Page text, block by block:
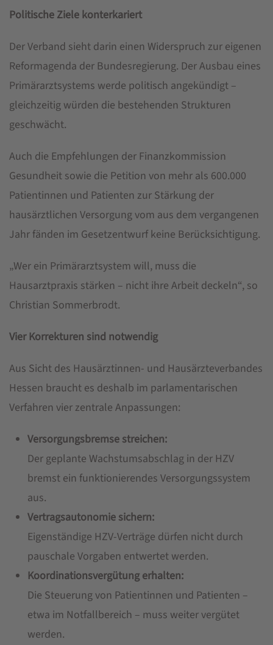
Politische Ziele konterkariert
Der Verband sieht darin einen Widerspruch zur eigenen
Reformagenda der Bundesregierung. Der Ausbau eines
Primärarztsystems werde politisch angekündigt –
gleichzeitig würden die bestehenden Strukturen
geschwächt.
Auch die Empfehlungen der Finanzkommission
Gesundheit sowie die Petition von mehr als 600.000
Patientinnen und Patienten zur Stärkung der
hausärztlichen Versorgung vom aus dem vergangenen
Jahr fänden im Gesetzentwurf keine Berücksichtigung.
„Wer ein Primärarztsystem will, muss die
Hausarztpraxis stärken – nicht ihre Arbeit deckeln“, so
Christian Sommerbrodt.
Vier Korrekturen sind notwendig
Aus Sicht des Hausärztinnen- und Hausärzteverbandes
Hessen braucht es deshalb im parlamentarischen
Verfahren vier zentrale Anpassungen:
Versorgungsbremse streichen:
Der geplante Wachstumsabschlag in der HZV
bremst ein funktionierendes Versorgungssystem
aus.
Vertragsautonomie sichern:
Eigenständige HZV-Verträge dürfen nicht durch
pauschale Vorgaben entwertet werden.
Koordinationsvergütung erhalten:
Die Steuerung von Patientinnen und Patienten –
etwa im Notfallbereich – muss weiter vergütet
werden.